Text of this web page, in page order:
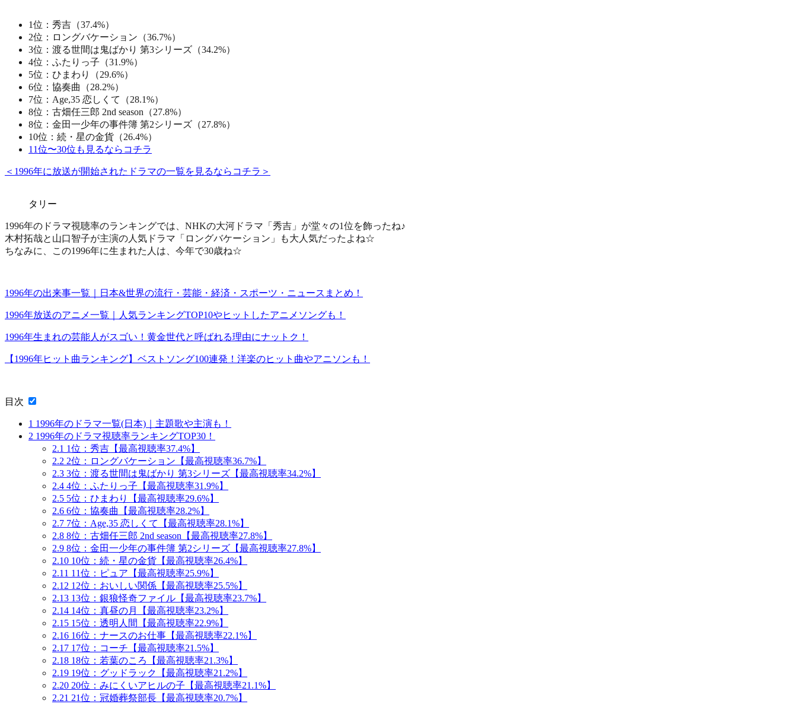
1位：秀吉（37.4%）
2位：ロングバケーション（36.7%）
3位：渡る世間は鬼ばかり 第3シリーズ（34.2%）
4位：ふたりっ子（31.9%）
5位：ひまわり（29.6%）
6位：協奏曲（28.2%）
7位：Age,35 恋しくて（28.1%）
8位：古畑任三郎 2nd season（27.8%）
8位：金田一少年の事件簿 第2シリーズ（27.8%）
10位：続・星の金貨（26.4%）
11位〜30位も見るならコチラ
＜1996年に放送が開始されたドラマの一覧を見るならコチラ＞
タリー
1996年のドラマ視聴率のランキングでは、NHKの大河ドラマ「秀吉」が堂々の1位を飾ったね♪
木村拓哉と山口智子が主演の人気ドラマ「ロングバケーション」も大人気だったよね☆
ちなみに、この1996年に生まれた人は、今年で30歳ね☆
1996年の出来事一覧｜日本&世界の流行・芸能・経済・スポーツ・ニュースまとめ！
1996年放送のアニメ一覧｜人気ランキングTOP10やヒットしたアニメソングも！
1996年生まれの芸能人がスゴい！黄金世代と呼ばれる理由にナットク！
【1996年ヒット曲ランキング】ベストソング100連発！洋楽のヒット曲やアニソンも！
目次
1 1996年のドラマ一覧(日本)｜主題歌や主演も！
2 1996年のドラマ視聴率ランキングTOP30！
2.1 1位：秀吉【最高視聴率37.4%】
2.2 2位：ロングバケーション【最高視聴率36.7%】
2.3 3位：渡る世間は鬼ばかり 第3シリーズ【最高視聴率34.2%】
2.4 4位：ふたりっ子【最高視聴率31.9%】
2.5 5位：ひまわり【最高視聴率29.6%】
2.6 6位：協奏曲【最高視聴率28.2%】
2.7 7位：Age,35 恋しくて【最高視聴率28.1%】
2.8 8位：古畑任三郎 2nd season【最高視聴率27.8%】
2.9 8位：金田一少年の事件簿 第2シリーズ【最高視聴率27.8%】
2.10 10位：続・星の金貨【最高視聴率26.4%】
2.11 11位：ピュア【最高視聴率25.9%】
2.12 12位：おいしい関係【最高視聴率25.5%】
2.13 13位：銀狼怪奇ファイル【最高視聴率23.7%】
2.14 14位：真昼の月【最高視聴率23.2%】
2.15 15位：透明人間【最高視聴率22.9%】
2.16 16位：ナースのお仕事【最高視聴率22.1%】
2.17 17位：コーチ【最高視聴率21.5%】
2.18 18位：若葉のころ【最高視聴率21.3%】
2.19 19位：グッドラック【最高視聴率21.2%】
2.20 20位：みにくいアヒルの子【最高視聴率21.1%】
2.21 21位：冠婚葬祭部長【最高視聴率20.7%】